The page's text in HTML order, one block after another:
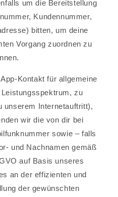
um die Bereitstellung
Kundennummer,
bitten, um deine
Vorgang zuordnen zu
Kontakt für allgemeine
zu
unserem Internetauftritt),
wir die von dir bei
sowie – falls
und Nachnamen gemäß
auf Basis unseres
an der effizienten und
der gewünschten